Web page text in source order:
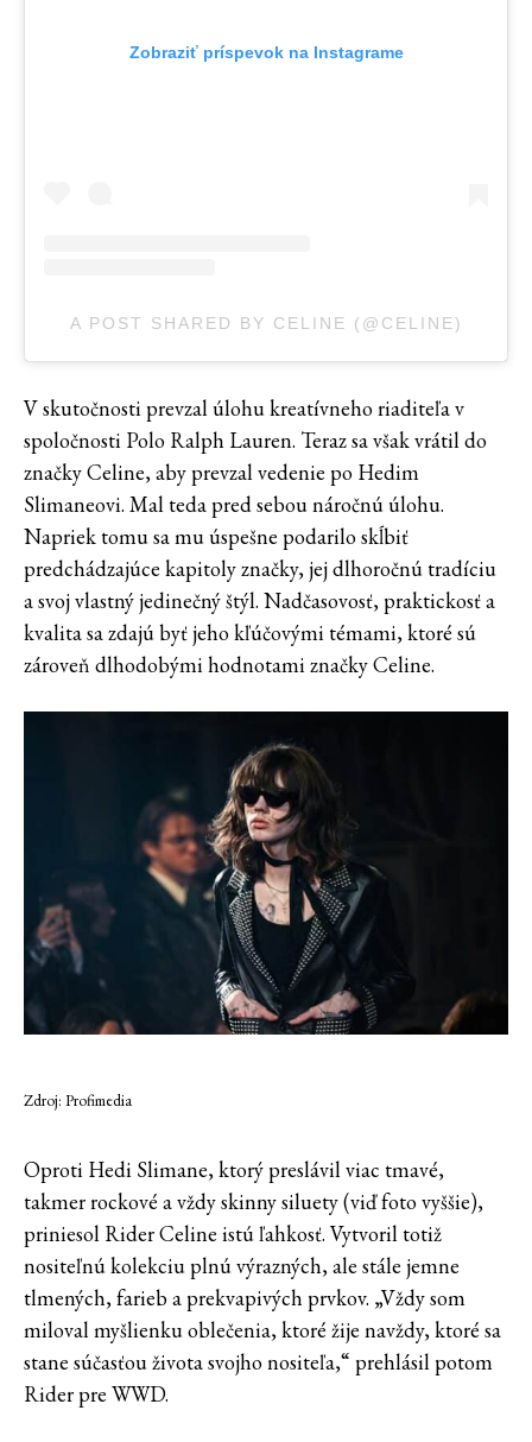
Zobraziť príspevok na Instagrame
A POST SHARED BY CELINE (@CELINE)
V skutočnosti prevzal úlohu kreatívneho riaditeľa v
spoločnosti Polo Ralph Lauren. Teraz sa však vrátil do
značky Celine, aby prevzal vedenie po Hedim
Slimaneovi. Mal teda pred sebou náročnú úlohu.
Napriek tomu sa mu úspešne podarilo skĺbiť
predchádzajúce kapitoly značky, jej dlhoročnú tradíciu
a svoj vlastný jedinečný štýl. Nadčasovosť, praktickosť a
kvalita sa zdajú byť jeho kľúčovými témami, ktoré sú
zároveň dlhodobými hodnotami značky Celine.
Zdroj: Profimedia
Oproti Hedi Slimane, ktorý preslávil viac tmavé,
takmer rockové a vždy skinny siluety (viď foto vyššie),
priniesol Rider Celine istú ľahkosť. Vytvoril totiž
nositeľnú kolekciu plnú výrazných, ale stále jemne
tlmených, farieb a prekvapivých prvkov. „Vždy som
miloval myšlienku oblečenia, ktoré žije navždy, ktoré sa
stane súčasťou života svojho nositeľa,“ prehlásil potom
Rider pre WWD.